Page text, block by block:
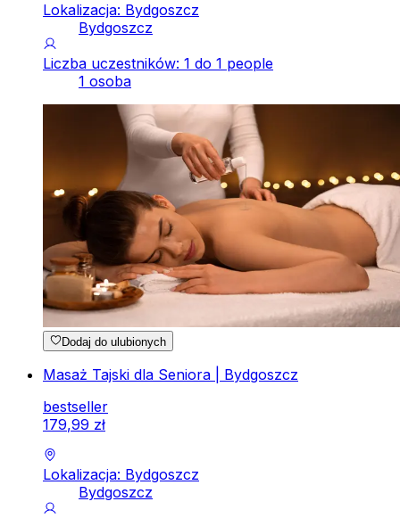
Lokalizacja: Bydgoszcz
Bydgoszcz
Liczba uczestników: 1 do 1 people
1 osoba
Dodaj do ulubionych
Masaż Tajski dla Seniora | Bydgoszcz
bestseller
179,99 zł
Lokalizacja: Bydgoszcz
Bydgoszcz